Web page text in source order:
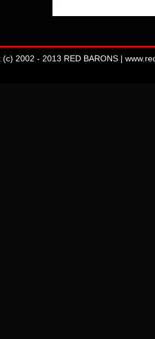
(c) 2002 - 2013 RED BARONS |